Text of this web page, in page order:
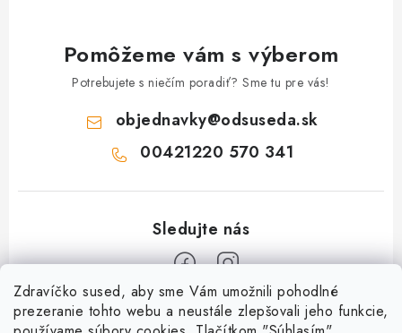
Zdravíčko sused, aby sme Vám umožnili pohodlné
prezeranie tohto webu a neustále zlepšovali jeho funkcie,
Pomôžeme vám s výberom
Potrebujete s niečím poradiť? Sme tu pre vás!
objednavky@odsuseda.sk
00421220 570 341